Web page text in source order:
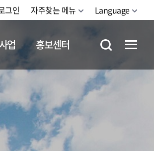
그인 자주찾는 메뉴 Language
업 홍보센터